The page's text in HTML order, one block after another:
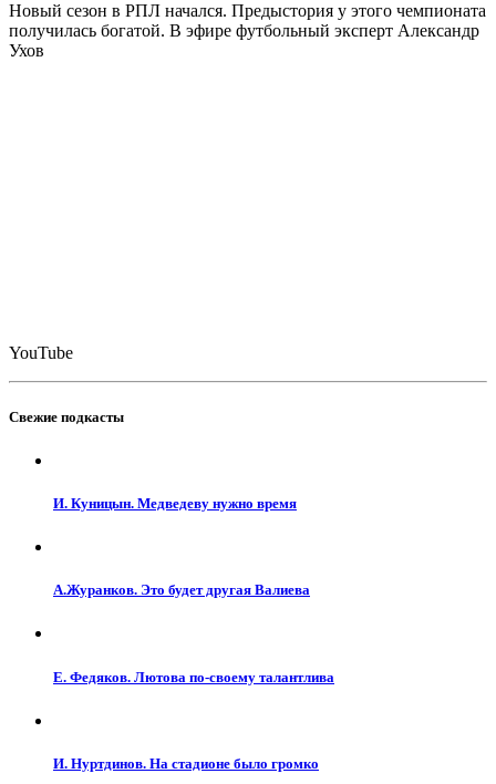
Новый сезон в РПЛ начался. Предыстория у этого чемпионата
получилась богатой. В эфире футбольный эксперт Александр
Ухов
YouTube
Свежие подкасты
И. Куницын. Медведеву нужно время
А.Журанков. Это будет другая Валиева
Е. Федяков. Лютова по-своему талантлива
И. Нуртдинов. На стадионе было громко